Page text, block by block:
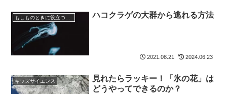
ハコクラゲの大群から逃れる方法
2021.08.21 2024.06.23
キッズサイエンス
見れたらラッキー！「氷の花」は
どうやってできるのか？